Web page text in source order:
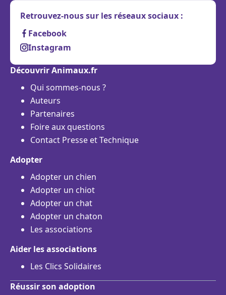
Retrouvez-nous sur les réseaux sociaux :
Facebook
Instagram
Découvrir Animaux.fr
Qui sommes-nous ?
Auteurs
Partenaires
Foire aux questions
Contact Presse et Technique
Adopter
Adopter un chien
Adopter un chiot
Adopter un chat
Adopter un chaton
Les associations
Aider les associations
Les Clics Solidaires
Réussir son adoption